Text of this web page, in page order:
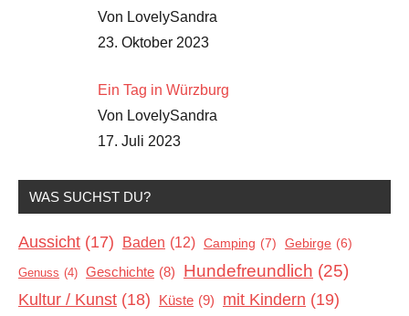
Von LovelySandra
23. Oktober 2023
Ein Tag in Würzburg
Von LovelySandra
17. Juli 2023
WAS SUCHST DU?
Aussicht (17) Baden (12) Camping (7) Gebirge (6)
Genuss (4) Geschichte (8) Hundefreundlich (25)
Kultur / Kunst (18) Küste (9) mit Kindern (19)